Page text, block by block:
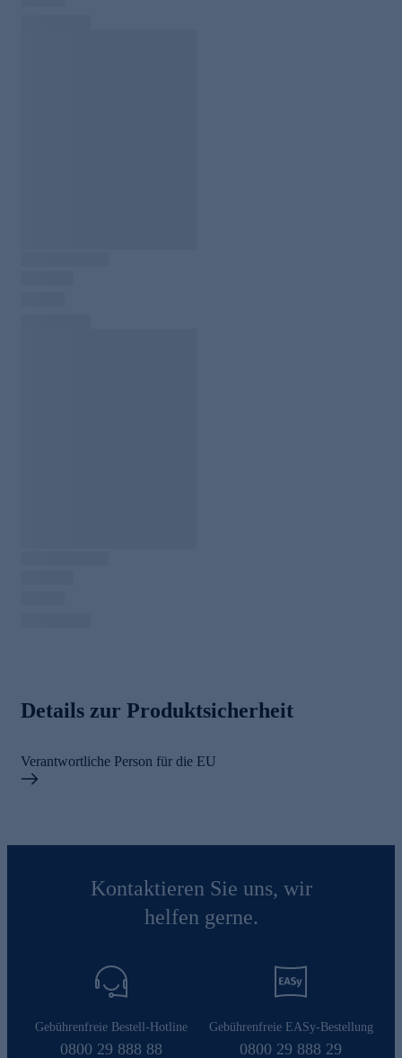
Details zur Produktsicherheit
Verantwortliche Person für die EU
Kontaktieren Sie uns, wir
helfen gerne.
Gebührenfreie Bestell-Hotline
0800 29 888 88
Gebührenfreie EASy-Bestellung
0800 29 888 29